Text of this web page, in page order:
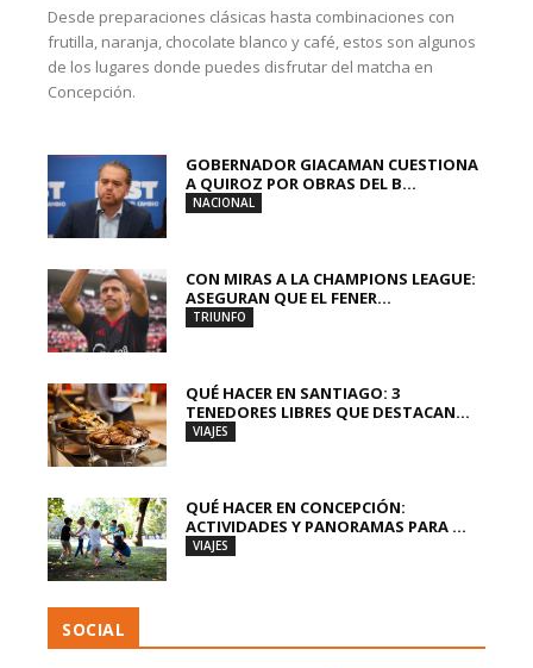
Desde preparaciones clásicas hasta combinaciones con
frutilla, naranja, chocolate blanco y café, estos son algunos
de los lugares donde puedes disfrutar del matcha en
Concepción.
GOBERNADOR GIACAMAN CUESTIONA
A QUIROZ POR OBRAS DEL B...
NACIONAL
CON MIRAS A LA CHAMPIONS LEAGUE:
ASEGURAN QUE EL FENER...
TRIUNFO
QUÉ HACER EN SANTIAGO: 3
TENEDORES LIBRES QUE DESTACAN...
VIAJES
QUÉ HACER EN CONCEPCIÓN:
ACTIVIDADES Y PANORAMAS PARA ...
VIAJES
SOCIAL